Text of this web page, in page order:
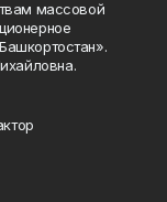
массовой